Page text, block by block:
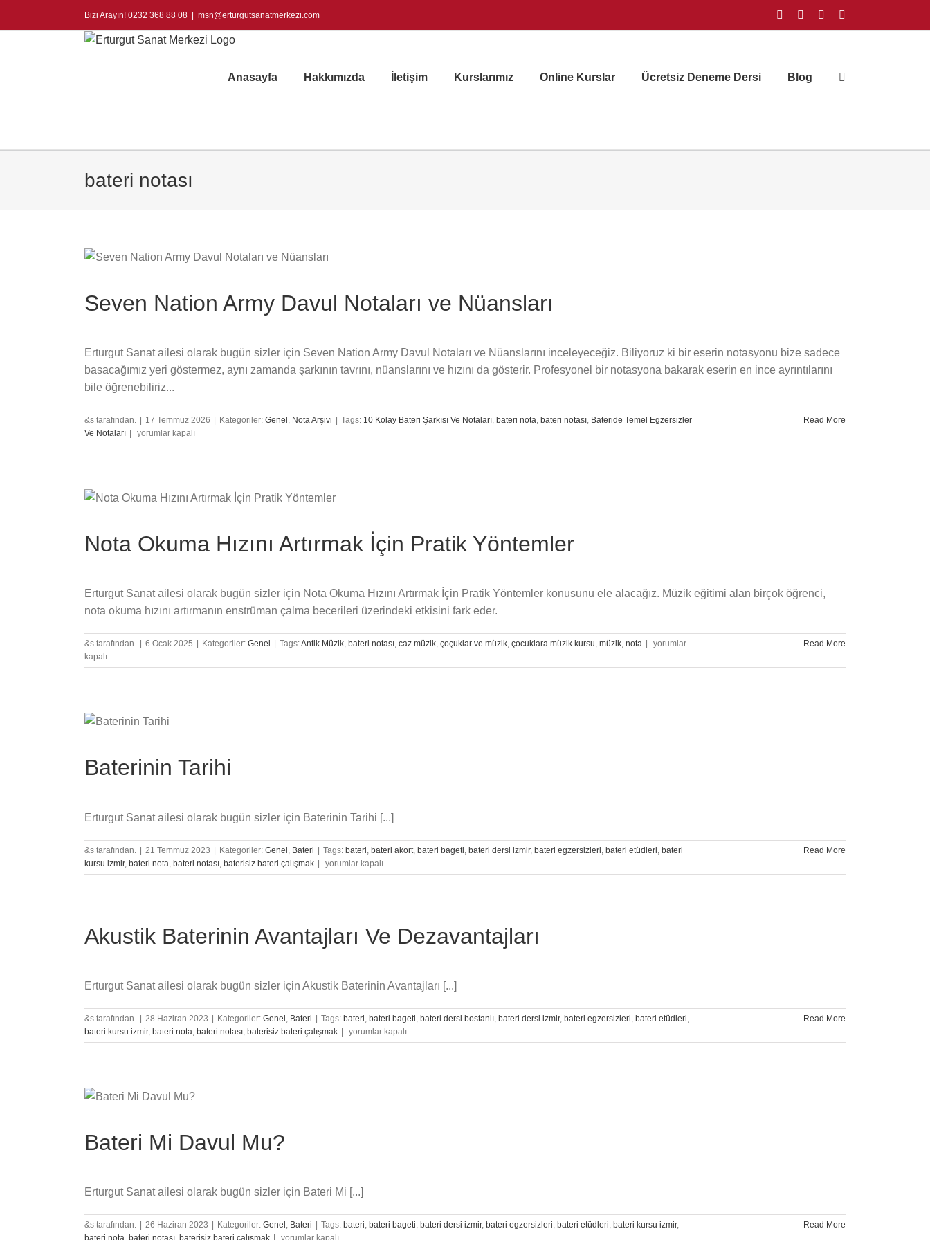
Bizi Arayın! 0232 368 88 08 msn@erturgutsanatmerkezi.com FacebookInstagram
Anasayfa Hakkımızda İletişim Kurslarımız Online Kurslar Ücretsiz Deneme Dersi Blog
bateri notası
Seven Nation Army Davul Notaları ve Nüansları
Erturgut Sanat ailesi olarak bugün sizler için Seven Nation Army Davul Notaları ve Nüanslarını inceleyeceğiz. Biliyoruz ki bir eserin notasyonu bize sadece
basacağımız yeri göstermez, aynı zamanda şarkının tavrını, nüanslarını ve hızını da gösterir. Profesyonel bir notasyona bakarak eserin en ince ayrıntılarını
bile öğrenebiliriz...
&s tarafından. 17 Temmuz 2026 Kategoriler: Genel , Nota Arşivi Tags: 10 Kolay Bateri Şarkısı Ve Notaları, bateri nota, bateri notası, Bateride Temel Egzersizler
Ve Notaları
Seven
Nation
ve
yorumlar kapalı
Read More
Nota Okuma Hızını Artırmak İçin Pratik Yöntemler
Erturgut Sanat ailesi olarak bugün sizler için Nota Okuma Hızını Artırmak İçin Pratik Yöntemler konusunu ele alacağız. Müzik eğitimi alan birçok öğrenci,
nota okuma hızını artırmanın enstrüman çalma becerileri üzerindeki etkisini fark eder.
&s tarafından. 6 Ocak 2025 Kategoriler: Genel Tags:Antik Müzik, bateri notası, caz müzik, çoçuklar ve müzik, çocuklara müzik kursu, müzik, nota
Nota
Hızını
yorumlar
kapalı
Read More
Baterinin Tarihi
Erturgut Sanat ailesi olarak bugün sizler için Baterinin Tarihi [...]
&s tarafından. | 21 Temmuz 2023 | Kategoriler: Genel Bateri | Tags: bateri bateri akort bateri bageti bateri dersi izmir, bateri egzersizleri bateri etüdleri bateri
kursu izmir, bateri nota bateri notası baterisiz bateri çalışmak |
Baterinin
Tarihi
yorumlar kapalı
Read More
Akustik Baterinin Avantajları Ve Dezavantajları
Erturgut Sanat ailesi olarak bugün sizler için Akustik Baterinin Avantajları [...]
&s tarafından. | 28 Haziran 2023 | Kategoriler: Genel Bateri | Tags: bateri bateri bageti bateri dersi bostanlı bateri dersi izmir, bateri egzersizleri bateri etüdleri
bateri kursu izmir, bateri nota bateri notası baterisiz bateri çalışmak |
Akustik
Baterinin
yorumlar kapalı
Read More
Bateri Mi Davul Mu?
Erturgut Sanat ailesi olarak bugün sizler için Bateri Mi [...]
&s tarafından. 26 Haziran 2023 Kategoriler: Genel , Bateri Tags: bateri, bateri bageti, bateri dersi izmir, bateri egzersizleri, bateri etüdleri, bateri kursu izmir,
bateri nota, bateri notası, baterisiz bateri çalışmak
Bateri
yorumlar kapalı
Read More